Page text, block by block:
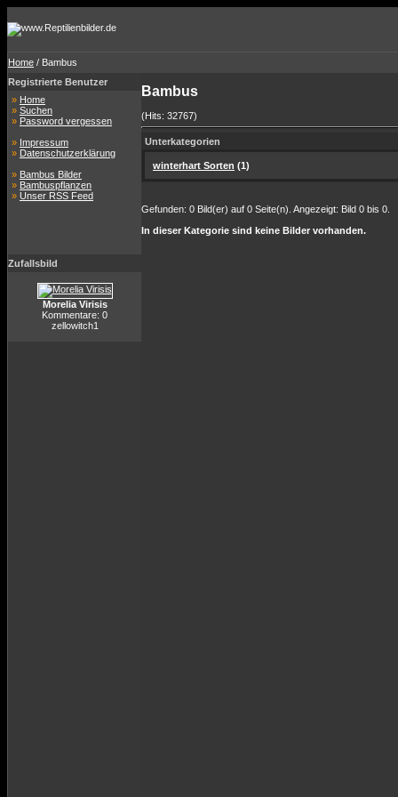
Home / Bambus
Registrierte Benutzer
» Home
» Suchen
» Password vergessen
» Impressum
» Datenschutzerklärung
» Bambus Bilder
» Bambuspflanzen
» Unser RSS Feed
Zufallsbild
Morelia Virisis
Kommentare: 0
zellowitch1
Bambus
(Hits: 32767)
Unterkategorien
winterhart Sorten (1)
Gefunden: 0 Bild(er) auf 0 Seite(n). Angezeigt: Bild 0 bis 0.
In dieser Kategorie sind keine Bilder vorhanden.